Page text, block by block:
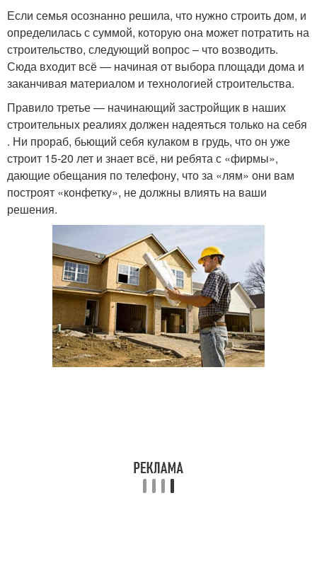
Если семья осознанно решила, что нужно строить дом, и
определилась с суммой, которую она может потратить на
строительство, следующий вопрос – что возводить.
Сюда входит всё — начиная от выбора площади дома и
заканчивая материалом и технологией строительства.
Правило третье — начинающий застройщик в наших
строительных реалиях должен надеяться только на себя
. Ни прораб, бьющий себя кулаком в грудь, что он уже
строит 15-20 лет и знает всё, ни ребята с «фирмы»,
дающие обещания по телефону, что за «лям» они вам
построят «конфетку», не должны влиять на ваши
решения.